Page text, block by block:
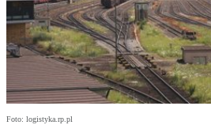
Foto: logistyka.rp.pl